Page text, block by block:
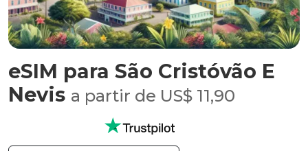
eSIM para São Cristóvão E
Nevis a partir de US$ 11,90